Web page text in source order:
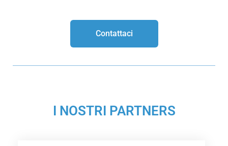
Contattaci
I NOSTRI PARTNERS